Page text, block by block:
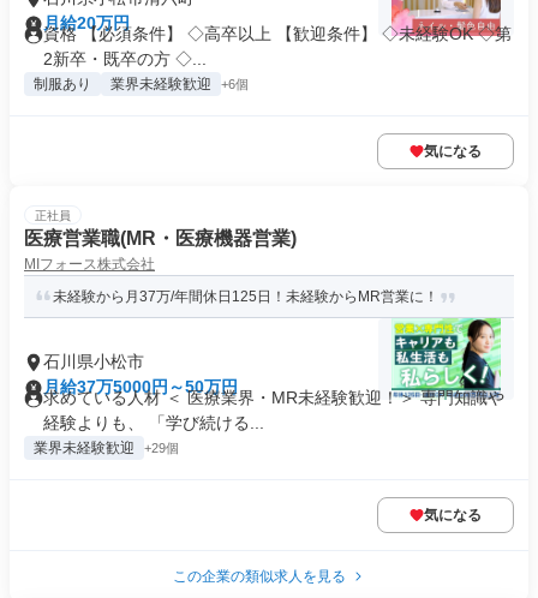
月給20万円
資格 【必須条件】 ◇高卒以上 【歓迎条件】 ◇未経験OK ◇第
2新卒・既卒の方 ◇...
制服あり 業界未経験歓迎 +6個
気になる
正社員
医療営業職(MR・医療機器営業)
MIフォース株式会社
未経験から月37万/年間休日125日！未経験からMR営業に！
石川県小松市
月給37万5000円～50万円
求めている人材 ＜ 医療業界・MR未経験歓迎！＞ 専門知識や
経験よりも、 「学び続ける...
業界未経験歓迎 +29個
気になる
この企業の類似求人を見る